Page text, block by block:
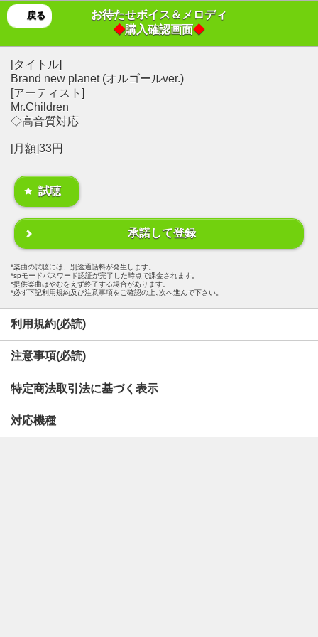
戻る
お待たせボイス＆メロディ
◆購入確認画面◆
[タイトル]
Brand new planet (オルゴールver.)
[アーティスト]
Mr.Children
◇高音質対応
[月額]33円
試聴
承諾して登録
楽曲の試聴には、別途通話料が発生します。
spモードパスワード認証が完了した時点で課金されます。
提供楽曲はやむをえず終了する場合があります。
必ず下記利用規約及び注意事項をご確認の上､次へ進んで下さい。
利用規約(必読)
注意事項(必読)
特定商法取引法に基づく表示
対応機種